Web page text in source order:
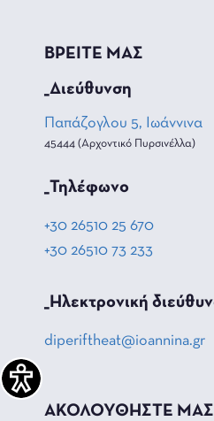
ΒΡΕΙΤΕ ΜΑΣ
_Διεύθυνση
Παπάζογλου 5, Ιωάννινα
45444 (Αρχοντικό Πυρσινέλλα)
_Τηλέφωνο
+30 26510 25 670
+30 26510 73 233
_Hλεκτρονική
diperiftheat@ioannina.gr
ΑΚΟΛΟΥΘΗΣΤΕ ΜΑΣ